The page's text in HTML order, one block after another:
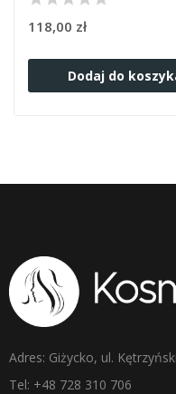
118,00 zł
Dodaj do
Adres: Giżycko, ul.
Tel: +48 728 310 706